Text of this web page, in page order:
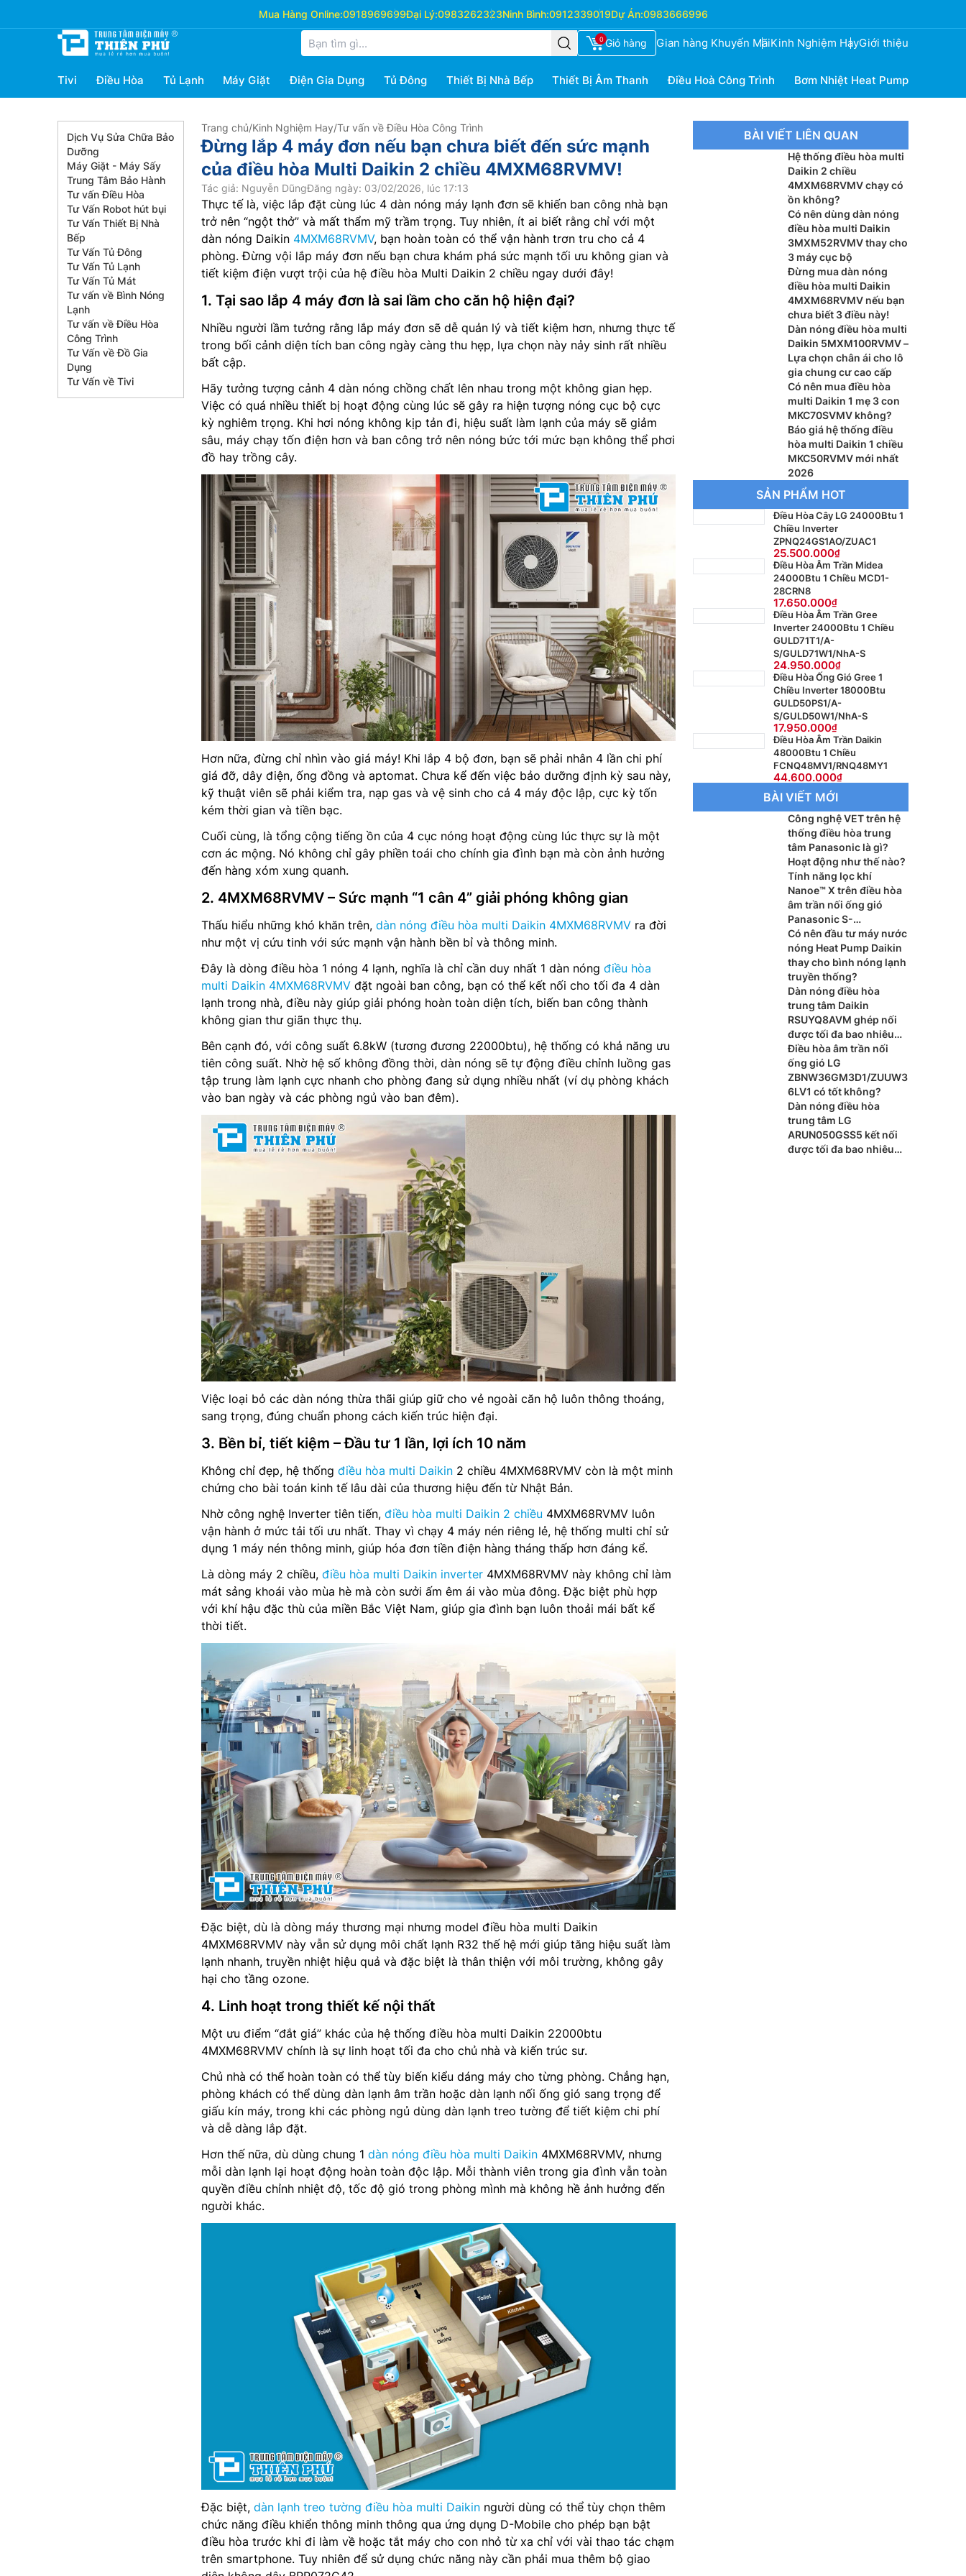
Mua Hàng Online:0918969699Đại Lý:0983262323Ninh Bình:0912339019Dự Án:0983666996
0 Giỏ hàng Gian hàng Khuyến MãiKinh Nghiệm HayGiới thiệu
Tivi Điều Hòa Tủ Lạnh Máy Giặt Điện Gia Dụng Tủ Đông Thiết Bị Nhà Bếp Thiết Bị Âm Thanh Điều Hoà Công Trình Bơm Nhiệt Heat Pump
Dịch Vụ Sửa Chữa Bảo
Dưỡng
Máy Giặt - Máy Sấy
Trung Tâm Bảo Hành
Tư vấn Điều Hòa
Tư Vấn Robot hút bụi
Tư Vấn Thiết Bị Nhà
Bếp
Tư Vấn Tủ Đông
Tư Vấn Tủ Lạnh
Tư Vấn Tủ Mát
Tư vấn về Bình Nóng
Lạnh
Tư vấn về Điều Hòa
Công Trình
Tư Vấn về Đồ Gia
Dụng
Tư Vấn về Tivi
Trang chủ/Kinh Nghiệm Hay/Tư vấn về Điều Hòa Công Trình
Đừng lắp 4 máy đơn nếu bạn chưa biết đến sức mạnh
của điều hòa Multi Daikin 2 chiều 4MXM68RVMV!
Tác giả: Nguyễn DũngĐăng ngày: 03/02/2026, lúc 17:13
Thực tế là, việc lắp đặt cùng lúc 4 dàn nóng máy lạnh đơn sẽ khiến ban công nhà bạn
trở nên “ngột thở” và mất thẩm mỹ trầm trọng. Tuy nhiên, ít ai biết rằng chỉ với một
dàn nóng Daikin 4MXM68RVMV, bạn hoàn toàn có thể vận hành trơn tru cho cả 4
phòng. Đừng vội lắp máy đơn nếu bạn chưa khám phá sức mạnh tối ưu không gian và
tiết kiệm điện vượt trội của hệ điều hòa Multi Daikin 2 chiều ngay dưới đây!
1. Tại sao lắp 4 máy đơn là sai lầm cho căn hộ hiện đại?
Nhiều người lầm tưởng rằng lắp máy đơn sẽ dễ quản lý và tiết kiệm hơn, nhưng thực tế
trong bối cảnh diện tích ban công ngày càng thu hẹp, lựa chọn này nảy sinh rất nhiều
bất cập.
Hãy tưởng tượng cảnh 4 dàn nóng chồng chất lên nhau trong một không gian hẹp.
Việc có quá nhiều thiết bị hoạt động cùng lúc sẽ gây ra hiện tượng nóng cục bộ cực
kỳ nghiêm trọng. Khi hơi nóng không kịp tản đi, hiệu suất làm lạnh của máy sẽ giảm
sâu, máy chạy tốn điện hơn và ban công trở nên nóng bức tới mức bạn không thể phơi
đồ hay trồng cây.
Hơn nữa, đừng chỉ nhìn vào giá máy! Khi lắp 4 bộ đơn, bạn sẽ phải nhân 4 lần chi phí
giá đỡ, dây điện, ống đồng và aptomat. Chưa kể đến việc bảo dưỡng định kỳ sau này,
kỹ thuật viên sẽ phải kiểm tra, nạp gas và vệ sinh cho cả 4 máy độc lập, cực kỳ tốn
kém thời gian và tiền bạc.
Cuối cùng, là tổng cộng tiếng ồn của 4 cục nóng hoạt động cùng lúc thực sự là một
cơn ác mộng. Nó không chỉ gây phiền toái cho chính gia đình bạn mà còn ảnh hưởng
đến hàng xóm xung quanh.
2. 4MXM68RVMV – Sức mạnh “1 cân 4” giải phóng không gian
Thấu hiểu những khó khăn trên, dàn nóng điều hòa multi Daikin 4MXM68RVMV ra đời
như một vị cứu tinh với sức mạnh vận hành bền bỉ và thông minh.
Đây là dòng điều hòa 1 nóng 4 lạnh, nghĩa là chỉ cần duy nhất 1 dàn nóng điều hòa
multi Daikin 4MXM68RVMV đặt ngoài ban công, bạn có thể kết nối cho tối đa 4 dàn
lạnh trong nhà, điều này giúp giải phóng hoàn toàn diện tích, biến ban công thành
không gian thư giãn thực thụ.
Bên cạnh đó, với công suất 6.8kW (tương đương 22000btu), hệ thống có khả năng ưu
tiên công suất. Nhờ hệ số không đồng thời, dàn nóng sẽ tự động điều chỉnh luồng gas
tập trung làm lạnh cực nhanh cho phòng đang sử dụng nhiều nhất (ví dụ phòng khách
vào ban ngày và các phòng ngủ vào ban đêm).
Việc loại bỏ các dàn nóng thừa thãi giúp giữ cho vẻ ngoài căn hộ luôn thông thoáng,
sang trọng, đúng chuẩn phong cách kiến trúc hiện đại.
3. Bền bỉ, tiết kiệm – Đầu tư 1 lần, lợi ích 10 năm
Không chỉ đẹp, hệ thống điều hòa multi Daikin 2 chiều 4MXM68RVMV còn là một minh
chứng cho bài toán kinh tế lâu dài của thương hiệu đến từ Nhật Bản.
Nhờ công nghệ Inverter tiên tiến, điều hòa multi Daikin 2 chiều 4MXM68RVMV luôn
vận hành ở mức tải tối ưu nhất. Thay vì chạy 4 máy nén riêng lẻ, hệ thống multi chỉ sử
dụng 1 máy nén thông minh, giúp hóa đơn tiền điện hàng tháng thấp hơn đáng kể.
Là dòng máy 2 chiều, điều hòa multi Daikin inverter 4MXM68RVMV này không chỉ làm
mát sảng khoái vào mùa hè mà còn sưởi ấm êm ái vào mùa đông. Đặc biệt phù hợp
với khí hậu đặc thù của miền Bắc Việt Nam, giúp gia đình bạn luôn thoải mái bất kể
thời tiết.
Đặc biệt, dù là dòng máy thương mại nhưng model điều hòa multi Daikin
4MXM68RVMV này vẫn sử dụng môi chất lạnh R32 thế hệ mới giúp tăng hiệu suất làm
lạnh nhanh, truyền nhiệt hiệu quả và đặc biệt là thân thiện với môi trường, không gây
hại cho tầng ozone.
4. Linh hoạt trong thiết kế nội thất
Một ưu điểm “đắt giá” khác của hệ thống điều hòa multi Daikin 22000btu
4MXM68RVMV chính là sự linh hoạt tối đa cho chủ nhà và kiến trúc sư.
Chủ nhà có thể hoàn toàn có thể tùy biến kiểu dáng máy cho từng phòng. Chẳng hạn,
phòng khách có thể dùng dàn lạnh âm trần hoặc dàn lạnh nối ống gió sang trọng để
giấu kín máy, trong khi các phòng ngủ dùng dàn lạnh treo tường để tiết kiệm chi phí
và dễ dàng lắp đặt.
Hơn thế nữa, dù dùng chung 1 dàn nóng điều hòa multi Daikin 4MXM68RVMV, nhưng
mỗi dàn lạnh lại hoạt động hoàn toàn độc lập. Mỗi thành viên trong gia đình vẫn toàn
quyền điều chỉnh nhiệt độ, tốc độ gió trong phòng mình mà không hề ảnh hưởng đến
người khác.
Đặc biệt, dàn lạnh treo tường điều hòa multi Daikin người dùng có thể tùy chọn thêm
chức năng điều khiển thông minh thông qua ứng dụng D-Mobile cho phép bạn bật
điều hòa trước khi đi làm về hoặc tắt máy cho con nhỏ từ xa chỉ với vài thao tác chạm
trên smartphone. Tuy nhiên để sử dụng chức năng này cần phải mua thêm bộ giao
BÀI VIẾT LIÊN QUAN
Hệ thống điều hòa multi
Daikin 2 chiều
4MXM68RVMV chạy có
ồn không?
Có nên dùng dàn nóng
điều hòa multi Daikin
3MXM52RVMV thay cho
3 máy cục bộ
Đừng mua dàn nóng
điều hòa multi Daikin
4MXM68RVMV nếu bạn
chưa biết 3 điều này!
Dàn nóng điều hòa multi
Daikin 5MXM100RVMV –
Lựa chọn chân ái cho lô
gia chung cư cao cấp
Có nên mua điều hòa
multi Daikin 1 mẹ 3 con
MKC70SVMV không?
Báo giá hệ thống điều
hòa multi Daikin 1 chiều
MKC50RVMV mới nhất
2026
SẢN PHẨM HOT
Điều Hòa Cây LG 24000Btu 1
Chiều Inverter
ZPNQ24GS1AO/ZUAC1
25.500.000
Điều Hòa Âm Trần Midea
24000Btu 1 Chiều MCD1-
28CRN8
17.650.000
Điều Hòa Âm Trần Gree
Inverter 24000Btu 1 Chiều
GULD71T1/A-
S/GULD71W1/NhA-S
24.950.000
Điều Hòa Ống Gió Gree 1
Chiều Inverter 18000Btu
GULD50PS1/A-
S/GULD50W1/NhA-S
17.950.000
Điều Hòa Âm Trần Daikin
48000Btu 1 Chiều
FCNQ48MV1/RNQ48MY1
44.600.000
BÀI VIẾT MỚI
Công nghệ VET trên hệ
thống điều hòa trung
tâm Panasonic là gì?
Hoạt động như thế nào?
Tính năng lọc khí
Nanoe™ X trên điều hòa
âm trần nối ống gió
Panasonic S-
3448PF3H/U-48PR1H5
hoạt động ra sao?
Có nên đầu tư máy nước
nóng Heat Pump Daikin
thay cho bình nóng lạnh
truyền thống?
Dàn nóng điều hòa
trung tâm Daikin
RSUYQ8AVM ghép nối
được tối đa bao nhiêu
dàn lạnh?
Điều hòa âm trần nối
ống gió LG
ZBNW36GM3D1/ZUUW3
6LV1 có tốt không?
Dàn nóng điều hòa
trung tâm LG
ARUN050GSS5 kết nối
được tối đa bao nhiêu